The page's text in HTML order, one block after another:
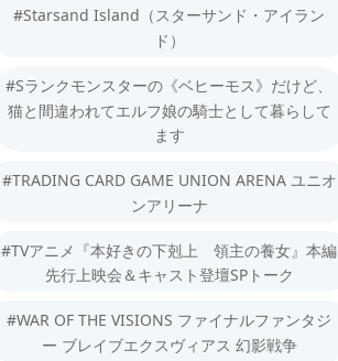
#Starsand Island（スターサンド・アイラン
ド）
#Sランクモンスターの《ベヒーモス》だけど、
猫と間違われてエルフ娘の騎士として暮らして
ます
#TRADING CARD GAME UNION ARENA ユニオ
ンアリーナ
#TVアニメ『本好きの下剋上 領主の養女』本編
先行上映会＆キャスト登壇SPトーク
#WAR OF THE VISIONS ファイナルファンタジ
ー ブレイブエクスヴィアス 幻影戦争